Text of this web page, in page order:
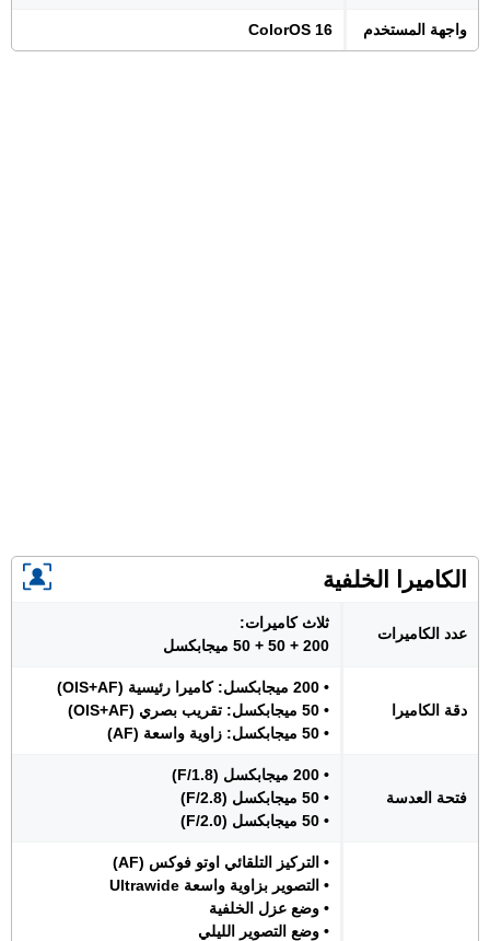
واجهة المستخدم ColorOS 16
الكاميرا الخلفية
عدد الكاميرات
ثلاث كاميرات:
200 + 50 + 50 ميجابكسل
دقة الكاميرا
• 200 ميجابكسل: كاميرا رئيسية (OIS+AF)
• 50 ميجابكسل: تقريب بصري (OIS+AF)
• 50 ميجابكسل: زاوية واسعة (AF)
فتحة العدسة
• 200 ميجابكسل (F/1.8)
• 50 ميجابكسل (F/2.8)
• 50 ميجابكسل (F/2.0)
• التركيز التلقائي اوتو فوكس (AF)
• التصوير بزاوية واسعة Ultrawide
• وضع عزل الخلفية
• وضع التصوير الليلي